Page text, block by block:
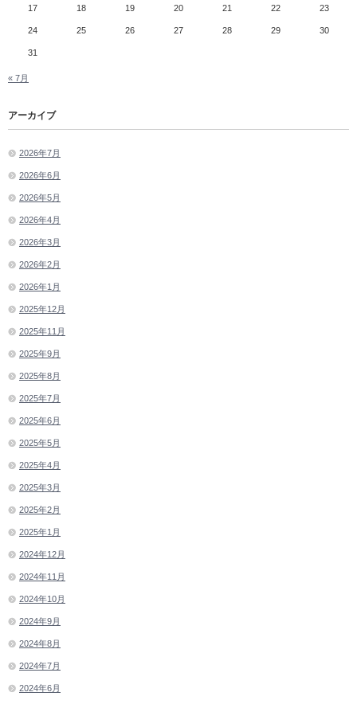
17 18 19 20 21 22 23
24 25 26 27 28 29 30
31
« 7月
アーカイブ
2026年7月
2026年6月
2026年5月
2026年4月
2026年3月
2026年2月
2026年1月
2025年12月
2025年11月
2025年9月
2025年8月
2025年7月
2025年6月
2025年5月
2025年4月
2025年3月
2025年2月
2025年1月
2024年12月
2024年11月
2024年10月
2024年9月
2024年8月
2024年7月
2024年6月